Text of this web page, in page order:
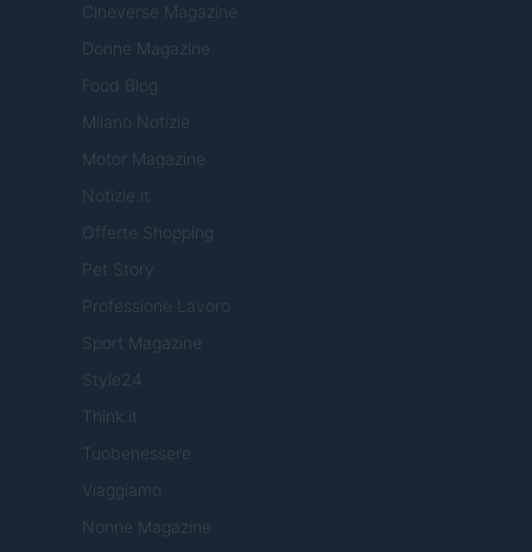
Cineverse Magazine
Donne Magazine
Food Blog
Milano Notizie
Motor Magazine
Notizie.it
Offerte Shopping
Pet Story
Professione Lavoro
Sport Magazine
Style24
Think.it
Tuobenessere
Viaggiamo
Nonne Magazine